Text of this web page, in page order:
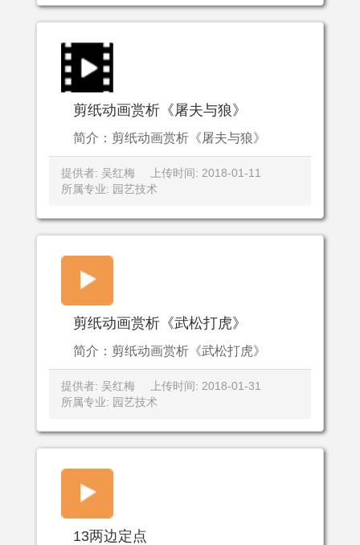
剪纸动画赏析《屠夫与狼》
简介：剪纸动画赏析《屠夫与狼》
提供者: 吴红梅
上传时间: 2018-01-11
所属专业: 园艺技术
剪纸动画赏析《武松打虎》
简介：剪纸动画赏析《武松打虎》
提供者: 吴红梅
上传时间: 2018-01-31
所属专业: 园艺技术
13两边定点